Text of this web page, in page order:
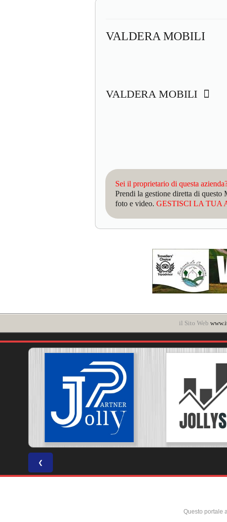
VALDERA MOBILI
VALDERA MOBILI
Sei il proprietario di questa
Prendi la gestione diretta di
foto e video. GESTISCI LA TUA
il Sito Web
❮
Questo portale